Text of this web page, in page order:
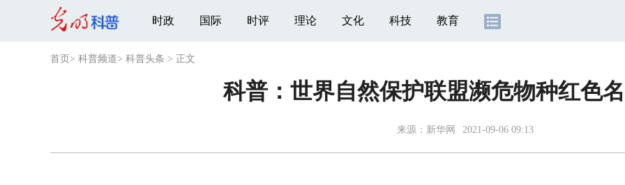
时政 国际 时评 理论 文化 科技 教育
首页 > 科普频道> 科普头条 > 正文
科普：世界自然保护联盟濒危物种红色
来源： 新华网 2021-09-06 09:13